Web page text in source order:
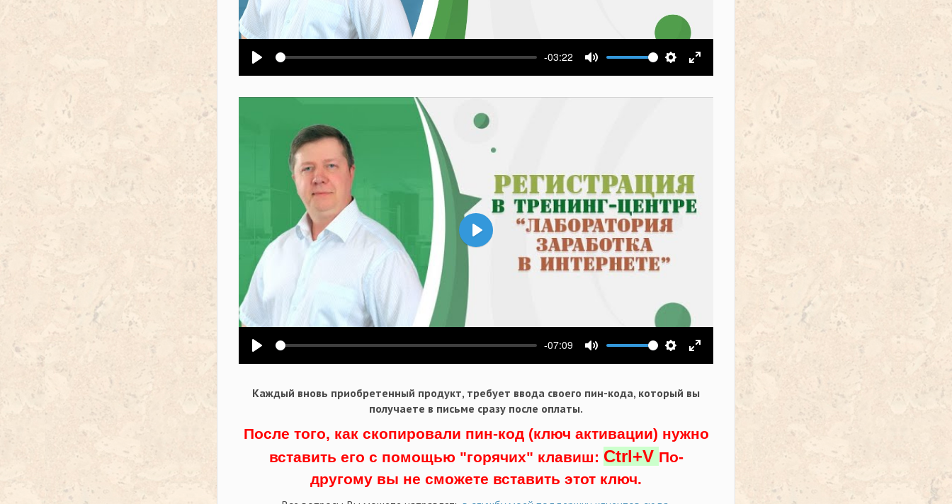
Воспроизвести
-03:22
Выключить звукНастройки
На весь экран
Воспроизвести
-07:09
Выключить звукНастройки
На весь экран
Воспроизвести
Каждый вновь приобретенный продукт, требует ввода своего пин-кода, который вы
получаете в письме сразу после оплаты.
После того, как скопировали пин-код (ключ активации) нужно
вставить его с помощью "горячих" клавиш: Ctrl+V По-
другому вы не сможете вставить этот ключ.